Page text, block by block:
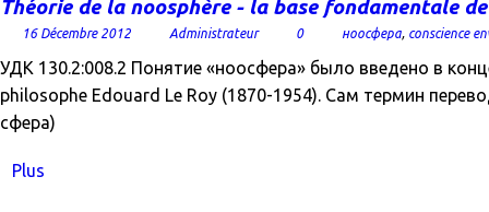
Théorie de la noosphère - la base fondamentale
16 Décembre 2012 Administrateur 0 ноосфера, conscience
УДК 130.2:008.2 Понятие «ноосфера» было введено в
philosophe Edouard Le Roy (1870-1954). Сам термин
сфера)
Plus